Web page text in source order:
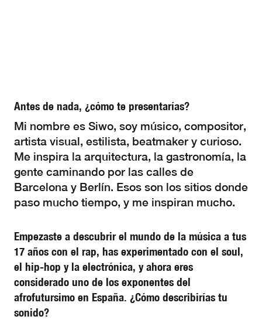
Antes de nada, ¿cómo te presentarías?
Mi nombre es Siwo, soy músico, compositor,
artista visual, estilista, beatmaker y curioso.
Me inspira la arquitectura, la gastronomía, la
gente caminando por las calles de
Barcelona y Berlín. Esos son los sitios donde
paso mucho tiempo, y me inspiran mucho.
Empezaste a descubrir el mundo de la música a tus
17 años con el rap, has experimentado con el soul,
el hip-hop y la electrónica, y ahora eres
considerado uno de los exponentes del
afrofutursimo en España. ¿Cómo describirías tu
sonido?